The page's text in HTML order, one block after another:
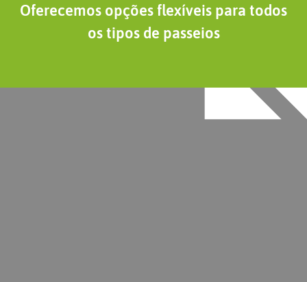
Oferecemos opções flexíveis para todos
os tipos de passeios